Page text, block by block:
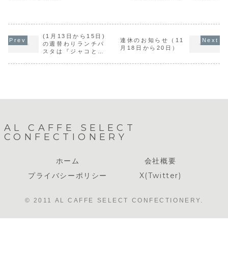
ョンケーキご予約
ます。尚、当日販
売の『苺』を使用
したカットケーキ
はもう暫くショー
ケースに並びま
日の場合は短縮営
業（PM5:00ま
で）致します。
10:00から受付・
降の時間のご予約
はお受けしており
ります。コロナ予
に良い商品
が、物価高
度重なる原
やカカオ・
(1月13日から15日)
の週替わりランチパ
スタは『ジャコと高
連休のお知らせ（11
月18日から20日）
AL CAFFE SELECT
CONFECTIONERY
ホーム
会社概要
プライバシーポリシー
X(Twitter)
© 2011 AL CAFFE SELECT CONFECTIONERY.